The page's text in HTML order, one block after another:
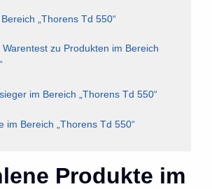
„Thorens Td 550“
zu Produkten im Bereich
im Bereich „Thorens Td 550“
im Bereich „Thorens Td 550“
Produkte im